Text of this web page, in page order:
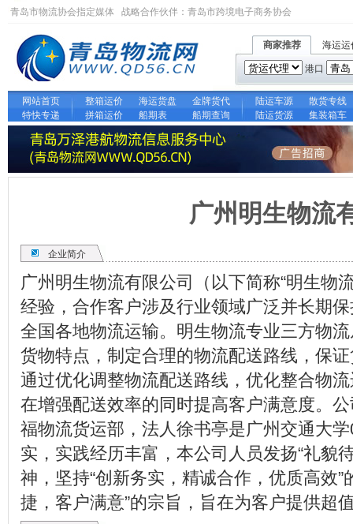
青岛市物流协会指定媒体 战略合作伙伴： 青岛市跨境电子商务协会
商家推荐 海运运
港口
网站首页 整箱运价 海运货盘 金牌货代 陆运车源
散货专线
特快专递
拼箱运价 船期表 船期查询 陆运货源 集装箱车
广州明生物流
企业简介
广州明生物流有限公司（以下简称“明生物
经验，合作客户涉及行业领域广泛并长期
全国各地物流运输。明生物流专业三方物
货物特点，制定合理的物流配送路线，保
通过优化调整物流配送路线，优化整合物
在增强配送效率的同时提高客户满意度。
福物流货运部，法人徐书亭是广州交通大
实，实践经历丰富，本公司人员发扬“礼貌
神，坚持“创新务实，精诚合作，优质高效
捷，客户满意”的宗旨，旨在为客户提供超